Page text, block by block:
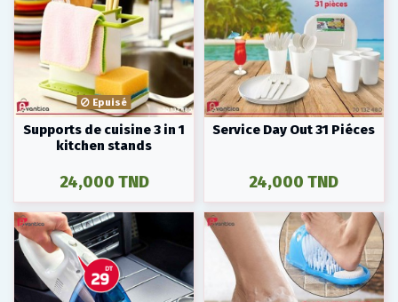
Epuisé
Supports de cuisine 3 in 1
kitchen stands
24,000 TND
Service Day Out 31 Piéces
24,000 TND